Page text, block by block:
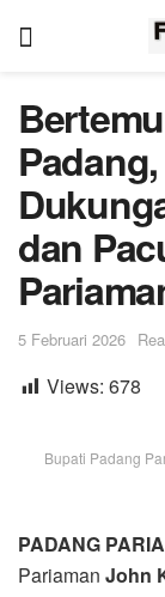
dan
5 Februari 2026
Views: 678
Bupati Padang
PADANG
Pariaman John